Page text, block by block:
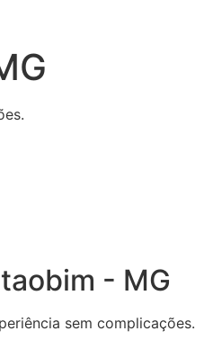
- MG
sem complicações.